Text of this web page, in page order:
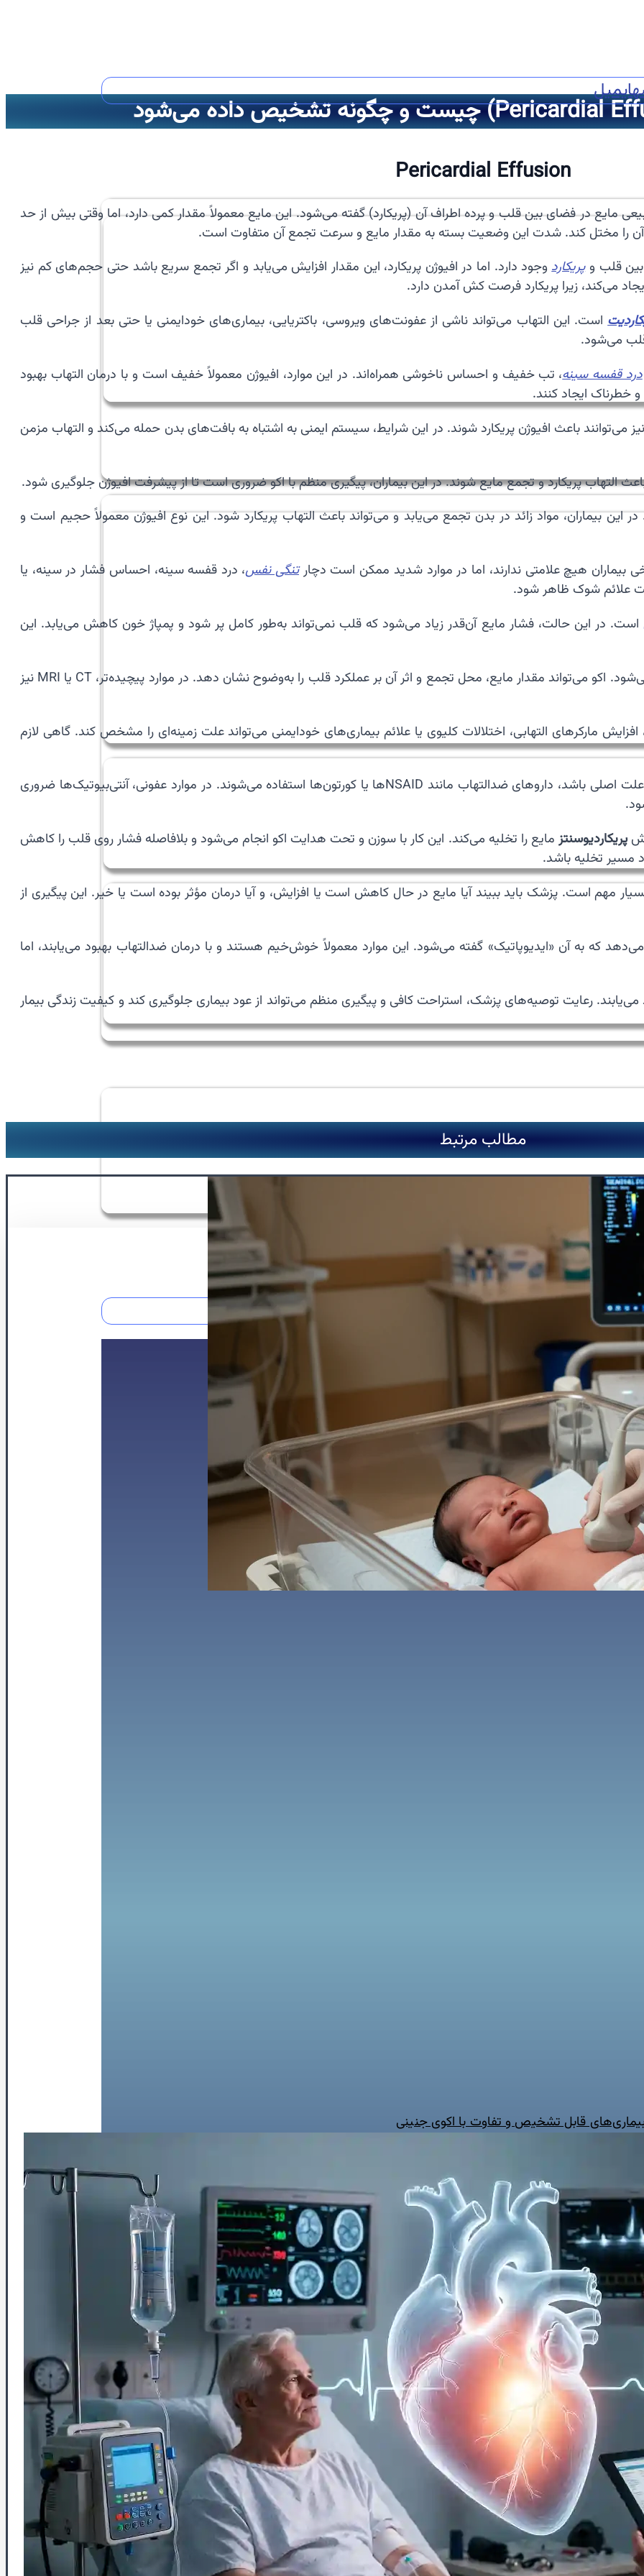
ایمیل
ایمیل
ایمیل
Pericardial Effusion
مایع در فضای بین قلب و پرده اطراف آن (پریکارد) گفته می‌شود. این مایع معمولاً مقدار کمی دارد، اما وقتی بیش از حد
را مختل کند. شدت این وضعیت بسته به مقدار مایع و سرعت تجمع آن متفاوت است.
بین قلب وپریکاردوجود دارد. اما در افیوژن پریکارد، این مقدار افزایش می‌یابد و اگر تجمع سریع باشد حتی حجم‌های کم نیز
می‌کند، زیرا پریکارد فرصت کش آمدن دارد.
است. این التهاب می‌تواند ناشی از عفونت‌های ویروسی، باکتریایی، بیماری‌های خودایمنی یا حتی بعد از جراحی قلب
قلب می‌شود.
درد قفسه سینه، تب خفیف و احساس ناخوشی همراه‌اند. در این موارد، افیوژن معمولاً خفیف است و با درمان التهاب بهبود
خطرناک ایجاد کنند.
می‌توانند باعث افیوژن پریکارد شوند. در این شرایط، سیستم ایمنی به اشتباه به بافت‌های بدن حمله می‌کند و التهاب مزمن
التهاب پریکارد و تجمع مایع شوند. در این بیماران، پیگیری منظم با اکو ضروری است تا از پیشرفت افیوژن جلوگیری شود.
در این بیماران، مواد زائد در بدن تجمع می‌یابد و می‌تواند باعث التهاب پریکارد شود. این نوع افیوژن معمولاً حجیم است و
بیماران هیچ علامتی ندارند، اما در موارد شدید ممکن است دچارتنگی نفس، درد قفسه سینه، احساس فشار در سینه، یا
علائم شوک ظاهر شود.
است. در این حالت، فشار مایع آن‌قدر زیاد می‌شود که قلب نمی‌تواند به‌طور کامل پر شود و پمپاژ خون کاهش می‌یابد. این
انجام می‌شود. اکو می‌تواند مقدار مایع، محل تجمع و اثر آن بر عملکرد قلب را به‌وضوح نشان دهد. در موارد پیچیده‌تر، CT یا MRI نیز
مارکرهای التهابی، اختلالات کلیوی یا علائم بیماری‌های خودایمنی می‌تواند علت زمینه‌ای را مشخص کند. گاهی لازم
🛠️ درمان افیوژن پریکارد به علت آن بستگی دارد. اگر التهاب علت اصلی باشد، داروهای ضدالتهاب مانند NSAIDها یا کورتون‌ها استفاده می‌شوند. در موارد عفونی، آنتی‌بیوتیک‌ها ضروری
پریکاردیوسنتز مایع را تخلیه می‌کند. این کار با سوزن و تحت هدایت اکو انجام می‌شود و بلافاصله فشار روی قلب را کاهش
مسیر تخلیه باشد.
بسیار مهم است. پزشک باید ببیند آیا مایع در حال کاهش است یا افزایش، و آیا درمان مؤثر بوده است یا خیر. این پیگیری از
که به آن «ایدیوپاتیک» گفته می‌شود. این موارد معمولاً خوش‌خیم هستند و با درمان ضدالتهاب بهبود می‌یابند، اما
رعایت توصیه‌های پزشک، استراحت کافی و پیگیری منظم می‌تواند از عود بیماری جلوگیری کند و کیفیت زندگی بیمار
مطالب مرتبط
بیماری‌های قابل تشخیص و تفاوت با اکوی جنینی